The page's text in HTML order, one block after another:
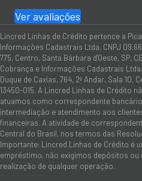
Ver avaliações
Lincred Linhas de Crédito pertence a
Informações Cadastrais Ltda. CNPJ
775, Centro, Santa Bárbara d'Oeste, SP,
Cobrança e Informações Cadastrais Ltda.
Duque de Caxias, 764, 2º Andar, Sala 10,
13450-015. A Lincred Linhas de Crédito
atuamos como correspondente
intermediação e atendimento aos
financeiras. A atividade de
Central do Brasil, nos termos das
Importante: Lincred Linhas de Crédito é
empréstimo, não exigimos depósitos
realização de qualquer operação.